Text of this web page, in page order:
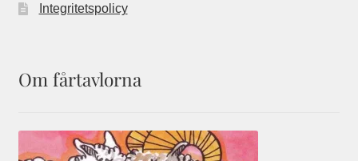
Integritetspolicy
Om fårtavlorna